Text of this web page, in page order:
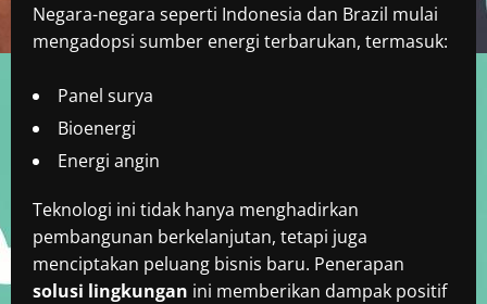
Negara-negara seperti Indonesia dan Brazil mulai
mengadopsi sumber energi terbarukan, termasuk:
Panel surya
Bioenergi
Energi angin
Teknologi ini tidak hanya menghadirkan
pembangunan berkelanjutan, tetapi juga
menciptakan peluang bisnis baru. Penerapan
solusi lingkungan ini memberikan dampak positif